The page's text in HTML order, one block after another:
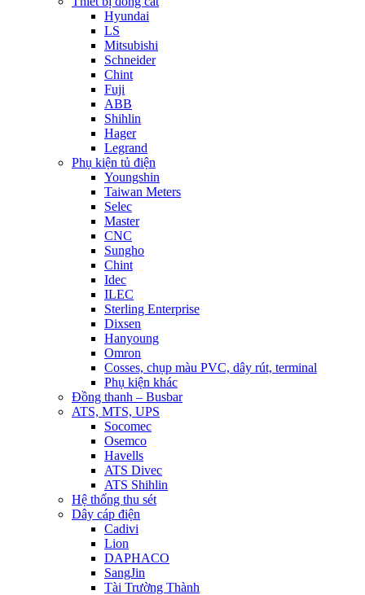
Hyundai
LS
Mitsubishi
Schneider
Chint
Fuji
ABB
Shihlin
Hager
Legrand
Phụ kiện tủ điện
Youngshin
Taiwan Meters
Selec
Master
CNC
Sungho
Chint
Idec
ILEC
Sterling Enterprise
Dixsen
Hanyoung
Omron
Cosses, chụp màu PVC, dây rút, terminal
Phụ kiện khác
Đồng thanh – Busbar
ATS, MTS, UPS
Socomec
Osemco
Havells
ATS Divec
ATS Shihlin
Hệ thống thu sét
Dây cáp điện
Cadivi
Lion
DAPHACO
SangJin
Tài Trường Thành